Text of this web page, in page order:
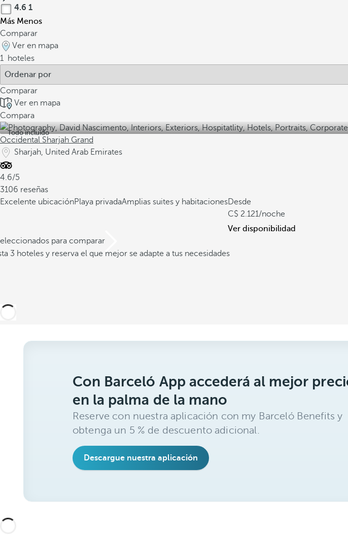
4.6 1
Más Menos
Comparar
Ver en mapa
1 hoteles
Comparar
Ver en mapa
Compara
Todo incluido
Occidental Sharjah Grand
Sharjah, United Arab Emirates
4.6/5
3106 reseñas
Excelente ubicaciónPlaya privadaAmplias suites y habitacionesDesde
2.121/noche
Ver disponibilidad
para comparar
3 hoteles y reserva el que mejor se adapte a tus necesidades
Con Barceló App accederá al mejor
en la palma de la mano
Reserve con nuestra aplicación con my Barceló Benefits y
obtenga un 5 % de descuento adicional.
Descargue nuestra aplicación